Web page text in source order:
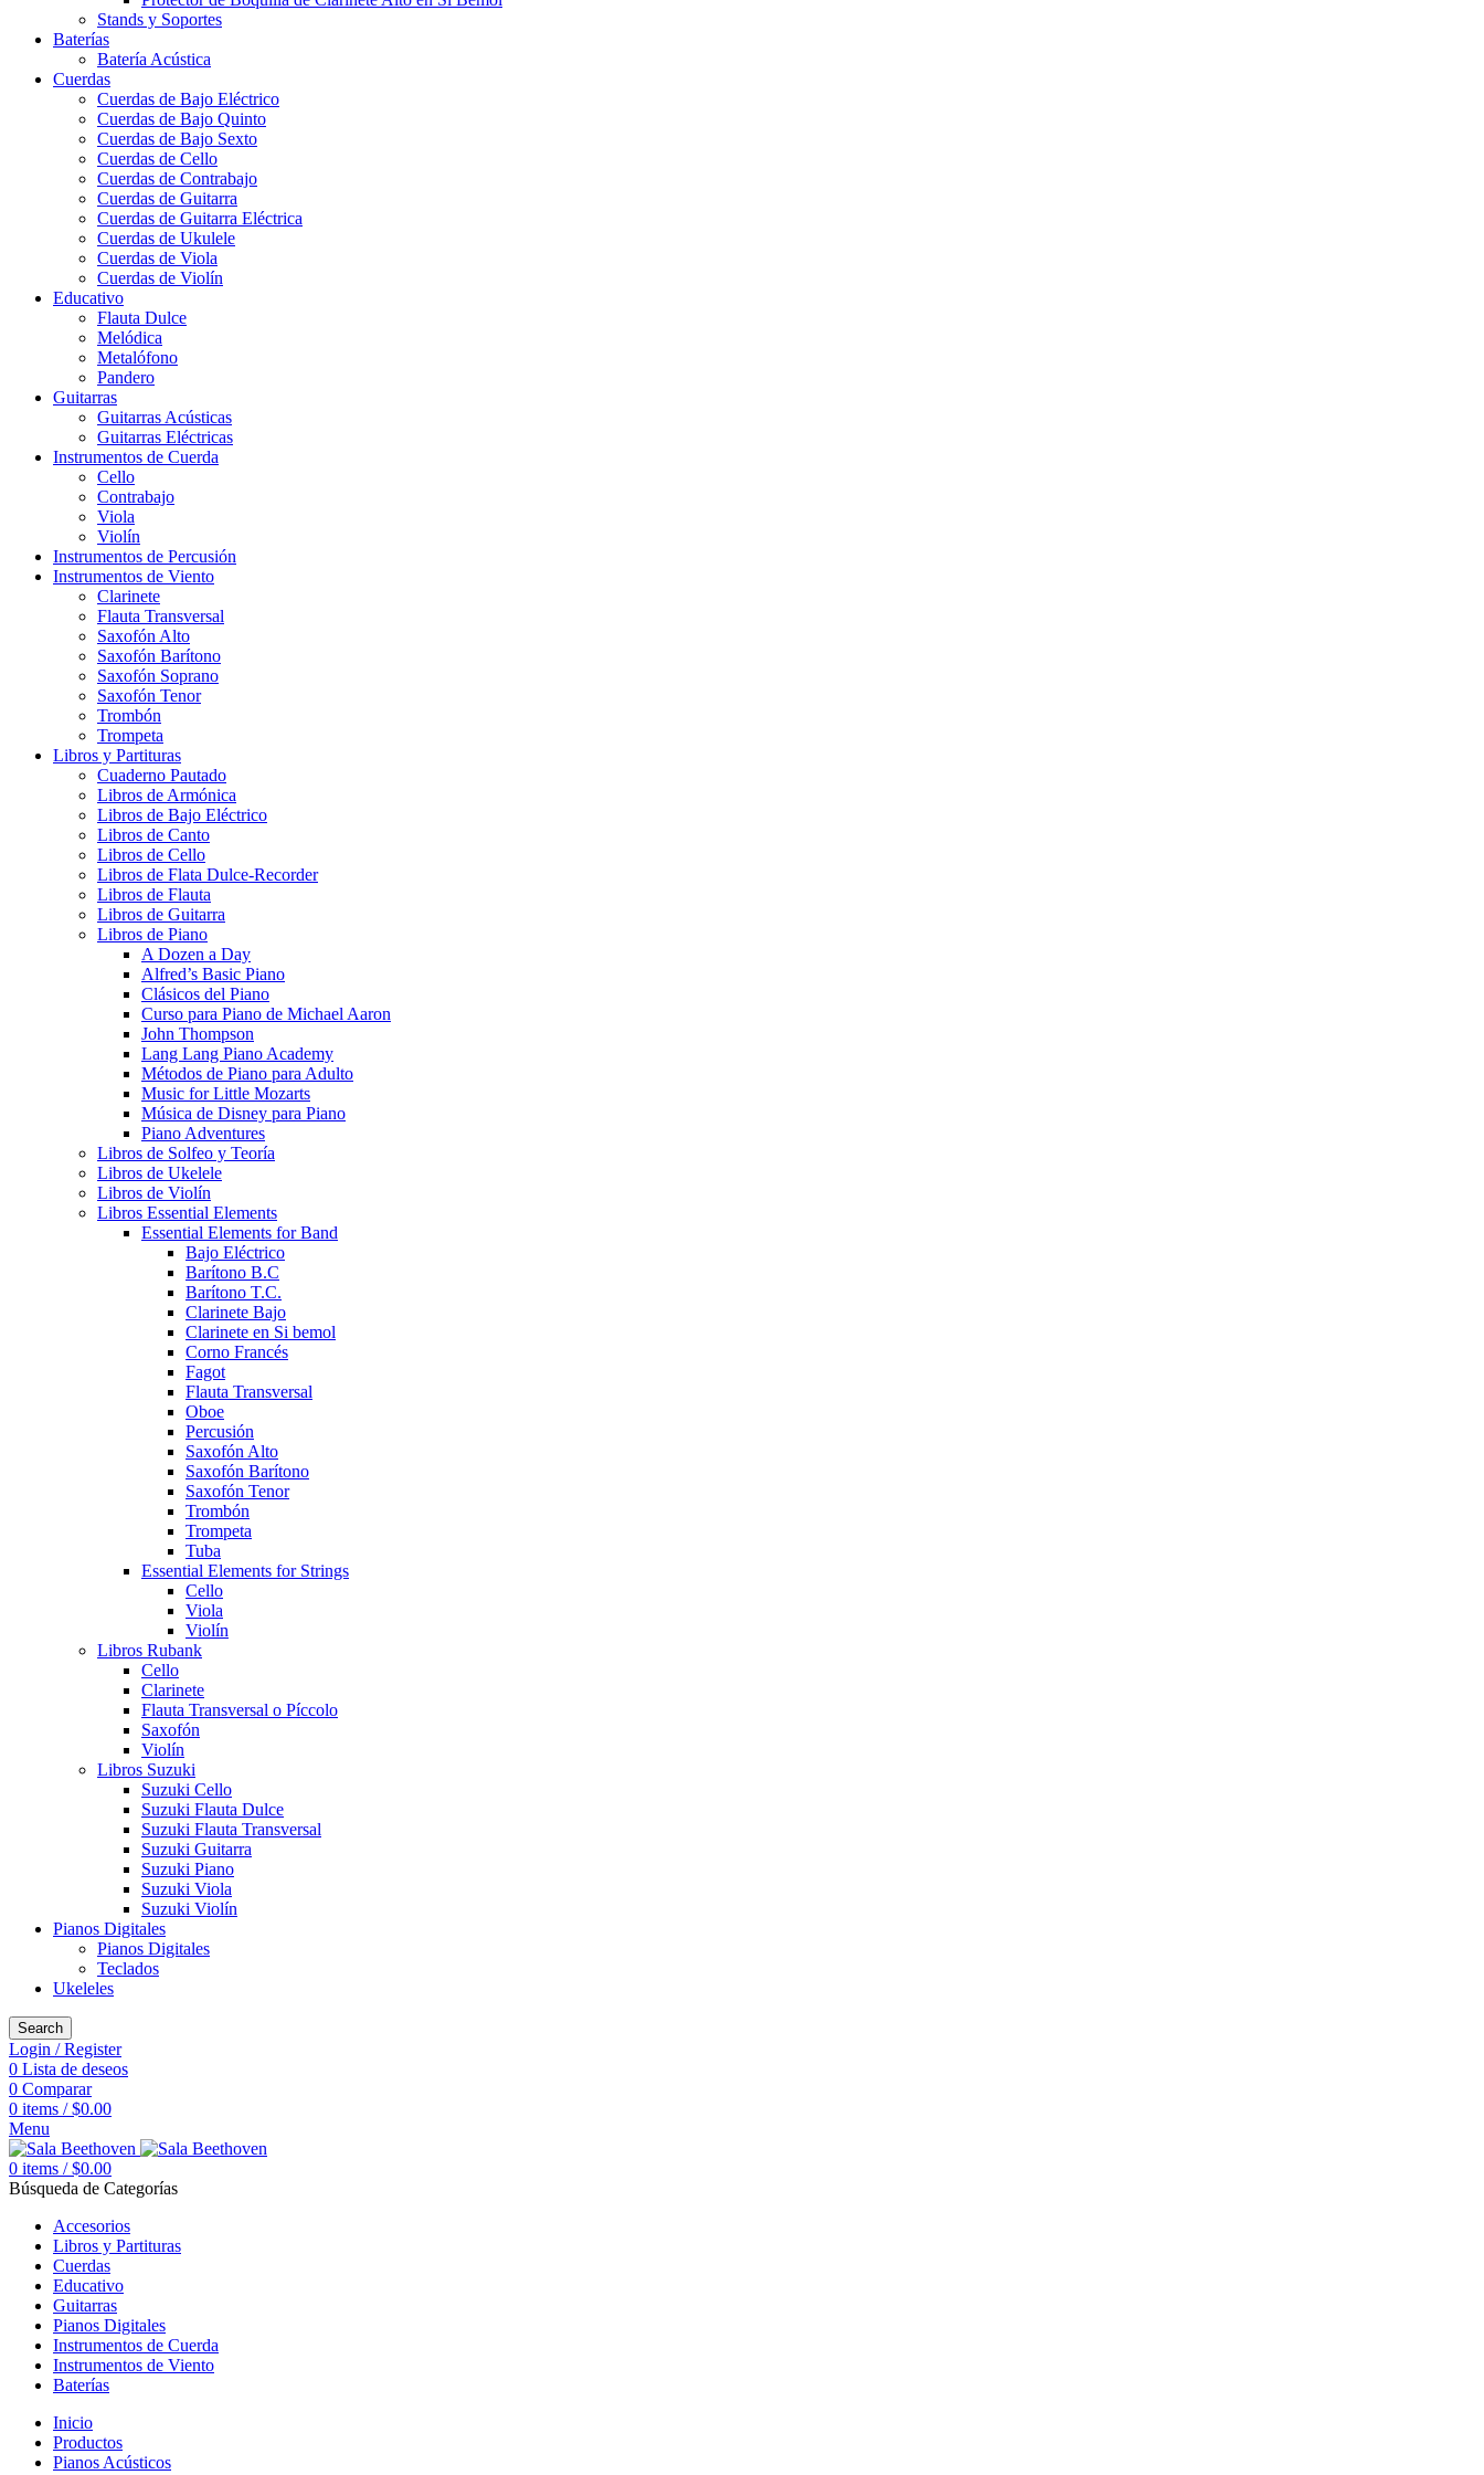
Stands y Soportes
Baterías
Batería Acústica
Cuerdas
Cuerdas de Bajo Eléctrico
Cuerdas de Bajo Quinto
Cuerdas de Bajo Sexto
Cuerdas de Cello
Cuerdas de Contrabajo
Cuerdas de Guitarra
Cuerdas de Guitarra Eléctrica
Cuerdas de Ukulele
Cuerdas de Viola
Cuerdas de Violín
Educativo
Flauta Dulce
Melódica
Metalófono
Pandero
Guitarras
Guitarras Acústicas
Guitarras Eléctricas
Instrumentos de Cuerda
Cello
Contrabajo
Viola
Violín
Instrumentos de Percusión
Instrumentos de Viento
Clarinete
Flauta Transversal
Saxofón Alto
Saxofón Barítono
Saxofón Soprano
Saxofón Tenor
Trombón
Trompeta
Libros y Partituras
Cuaderno Pautado
Libros de Armónica
Libros de Bajo Eléctrico
Libros de Canto
Libros de Cello
Libros de Flata Dulce-Recorder
Libros de Flauta
Libros de Guitarra
Libros de Piano
A Dozen a Day
Alfred’s Basic Piano
Clásicos del Piano
Curso para Piano de Michael Aaron
John Thompson
Lang Lang Piano Academy
Métodos de Piano para Adulto
Music for Little Mozarts
Música de Disney para Piano
Piano Adventures
Libros de Solfeo y Teoría
Libros de Ukelele
Libros de Violín
Libros Essential Elements
Essential Elements for Band
Bajo Eléctrico
Barítono B.C
Barítono T.C.
Clarinete Bajo
Clarinete en Si bemol
Corno Francés
Fagot
Flauta Transversal
Oboe
Percusión
Saxofón Alto
Saxofón Barítono
Saxofón Tenor
Trombón
Trompeta
Tuba
Essential Elements for Strings
Cello
Viola
Violín
Libros Rubank
Cello
Clarinete
Flauta Transversal o Píccolo
Saxofón
Violín
Libros Suzuki
Suzuki Cello
Suzuki Flauta Dulce
Suzuki Flauta Transversal
Suzuki Guitarra
Suzuki Piano
Suzuki Viola
Suzuki Violín
Pianos Digitales
Pianos Digitales
Teclados
Ukeleles
Search
Login / Register
0 Lista de deseos
0 Comparar
0 items / $0.00
Menu
0 items / $0.00
Búsqueda de Categorías
Accesorios
Libros y Partituras
Cuerdas
Educativo
Guitarras
Pianos Digitales
Instrumentos de Cuerda
Instrumentos de Viento
Baterías
Inicio
Productos
Pianos Acústicos